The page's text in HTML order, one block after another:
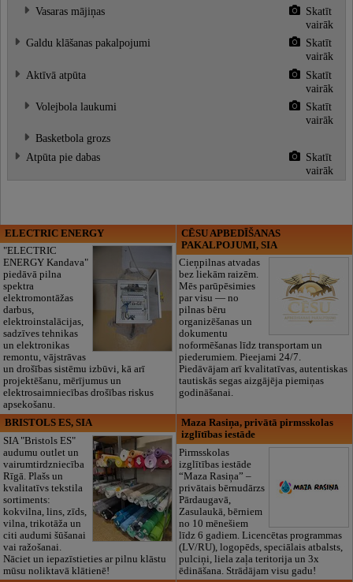
Vasaras mājiņas
Skatīt
vairāk
Galdu klāšanas pakalpojumi
Skatīt
vairāk
Aktīvā atpūta
Skatīt
vairāk
Volejbola laukumi
Skatīt
vairāk
Basketbola grozs
Atpūta pie dabas
Skatīt
vairāk
ELECTRIC ENERGY
"ELECTRIC
ENERGY Kandava"
piedāvā pilna
spektra
elektromontāžas
darbus,
elektroinstalācijas,
sadzīves tehnikas
un elektronikas
remontu, vājstrāvas
un drošības sistēmu izbūvi, kā arī
projektēšanu, mērījumus un
elektrosaimniecības drošības riskus
apsekošanu.
CĒSU APBEDĪŠANAS
PAKALPOJUMI, SIA
Cieņpilnas atvadas
bez liekām raizēm.
Mēs parūpēsimies
par visu — no
pilnas bēru
organizēšanas un
dokumentu
noformēšanas līdz transportam un
piederumiem. Pieejami 24/7.
Piedāvājam arī kvalitatīvas, autentiskas
tautiskās segas aizgājēja piemiņas
godināšanai.
BRISTOLS ES, SIA
SIA "Bristols ES"
audumu outlet un
vairumtirdzniecība
Rīgā. Plašs un
kvalitatīvs tekstila
sortiments:
kokvilna, lins, zīds,
vilna, trikotāža un
citi audumi šūšanai
vai ražošanai.
Nāciet un iepazīstieties ar pilnu klāstu
mūsu noliktavā klātienē!
Maza Rasiņa, privātā pirmsskolas
izglītības iestāde
Pirmsskolas
izglītības iestāde
“Maza Rasiņa” –
privātais bērnudārzs
Pārdaugavā,
Zasulaukā, bērniem
no 10 mēnešiem
līdz 6 gadiem. Licencētas programmas
(LV/RU), logopēds, speciālais atbalsts,
pulciņi, liela zaļa teritorija un 3x
ēdināšana. Strādājam visu gadu!